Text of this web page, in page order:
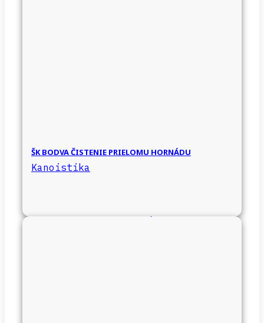
ŠK BODVA ČISTENIE PRIELOMU HORNÁDU
Kanoistika